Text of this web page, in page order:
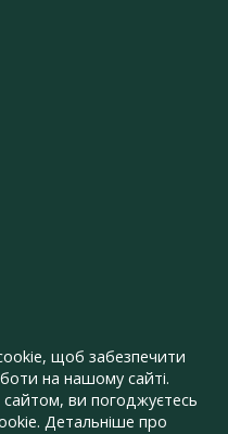
щоб забезпечити
на нашому сайті.
ви погоджуєтесь
Детальніше про